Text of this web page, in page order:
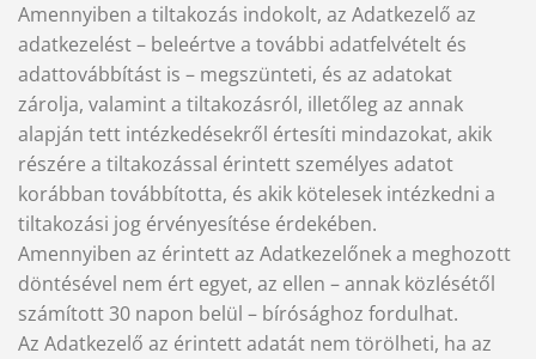
Amennyiben a tiltakozás indokolt, az Adatkezelő az
adatkezelést – beleértve a további adatfelvételt és
adattovábbítást is – megszünteti, és az adatokat
zárolja, valamint a tiltakozásról, illetőleg az annak
alapján tett intézkedésekről értesíti mindazokat, akik
részére a tiltakozással érintett személyes adatot
korábban továbbította, és akik kötelesek intézkedni a
tiltakozási jog érvényesítése érdekében.
Amennyiben az érintett az Adatkezelőnek a meghozott
döntésével nem ért egyet, az ellen – annak közlésétől
számított 30 napon belül – bírósághoz fordulhat.
Az Adatkezelő az érintett adatát nem törölheti, ha az